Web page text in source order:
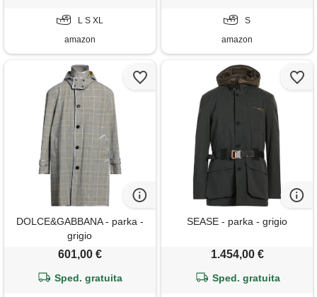
marinaio, verde militare, xl
L S XL
amazon
marinaio, cachi, s
S
amazon
DOLCE&GABBANA - parka -
grigio
601,00 €
Sped. gratuita
SEASE - parka - grigio
1.454,00 €
Sped. gratuita